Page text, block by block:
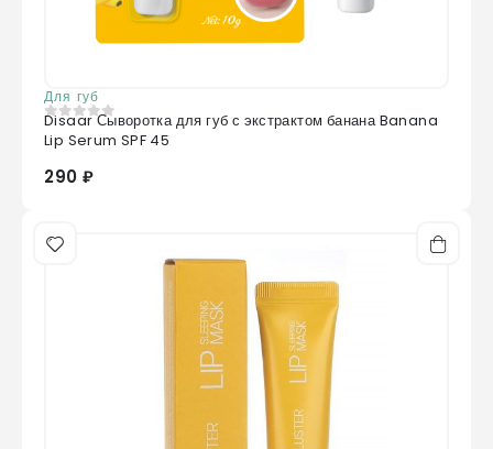
Для губ
0 из 5
Disaar Сыворотка для губ с экстрактом банана Banana
Lip Serum SPF 45
290 ₽